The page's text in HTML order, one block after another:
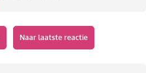
Naar laatste reactie